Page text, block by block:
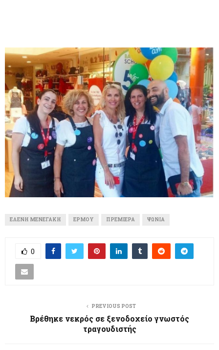
ΕΛΈΝΗ ΜΕΝΕΓΆΚΗ ΕΡΜΟΎ ΠΡΕΜΙΈΡΑ ΨΏΝΙΑ
0
PREVIOUS POST
Βρέθηκε νεκρός σε ξενοδοχείο γνωστός
τραγουδιστής